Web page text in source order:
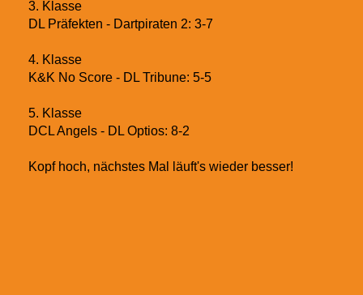
3. Klasse
DL Präfekten - Dartpiraten 2: 3-7
4. Klasse
K&K No Score - DL Tribune: 5-5
5. Klasse
DCL Angels - DL Optios: 8-2
Kopf hoch, nächstes Mal läuft's wieder besser!